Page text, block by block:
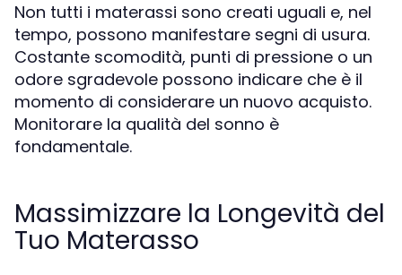
Non tutti i materassi sono creati uguali e, nel
tempo, possono manifestare segni di usura.
Costante scomodità, punti di pressione o un
odore sgradevole possono indicare che è il
momento di considerare un nuovo acquisto.
Monitorare la qualità del sonno è
fondamentale.
Massimizzare la Longevità del
Tuo Materasso